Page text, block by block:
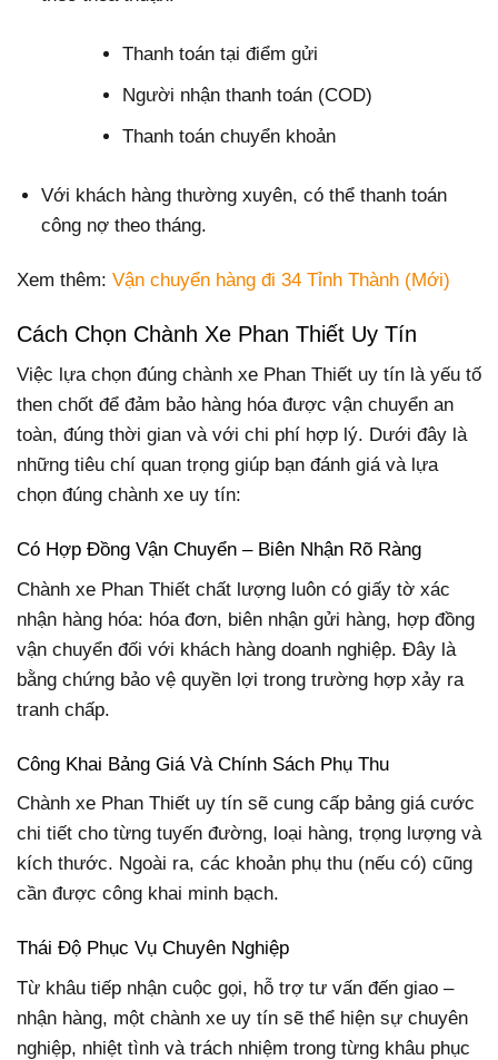
Thanh toán tại điểm gửi
Người nhận thanh toán (COD)
Thanh toán chuyển khoản
Với khách hàng thường xuyên, có thể thanh toán
công nợ theo tháng.
Xem thêm: Vận chuyển hàng đi 34 Tỉnh Thành (Mới)
Cách Chọn Chành Xe Phan Thiết Uy Tín
Việc lựa chọn đúng chành xe Phan Thiết uy tín là yếu tố
then chốt để đảm bảo hàng hóa được vận chuyển an
toàn, đúng thời gian và với chi phí hợp lý. Dưới đây là
những tiêu chí quan trọng giúp bạn đánh giá và lựa
chọn đúng chành xe uy tín:
Có Hợp Đồng Vận Chuyển – Biên Nhận Rõ Ràng
Chành xe Phan Thiết chất lượng luôn có giấy tờ xác
nhận hàng hóa: hóa đơn, biên nhận gửi hàng, hợp đồng
vận chuyển đối với khách hàng doanh nghiệp. Đây là
bằng chứng bảo vệ quyền lợi trong trường hợp xảy ra
tranh chấp.
Công Khai Bảng Giá Và Chính Sách Phụ Thu
Chành xe Phan Thiết uy tín sẽ cung cấp bảng giá cước
chi tiết cho từng tuyến đường, loại hàng, trọng lượng và
kích thước. Ngoài ra, các khoản phụ thu (nếu có) cũng
cần được công khai minh bạch.
Thái Độ Phục Vụ Chuyên Nghiệp
Từ khâu tiếp nhận cuộc gọi, hỗ trợ tư vấn đến giao –
nhận hàng, một chành xe uy tín sẽ thể hiện sự chuyên
nghiệp, nhiệt tình và trách nhiệm trong từng khâu phục